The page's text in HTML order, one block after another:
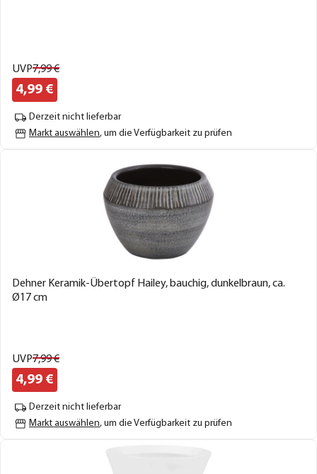
UVP7,99€
4,99 €
Derzeit nicht lieferbar
Markt auswählen, um die Verfügbarkeit zu prüfen
Dehner Keramik-Übertopf Hailey, bauchig, dunkelbraun, ca.
Ø17 cm
UVP7,99€
4,99 €
Derzeit nicht lieferbar
Markt auswählen, um die Verfügbarkeit zu prüfen